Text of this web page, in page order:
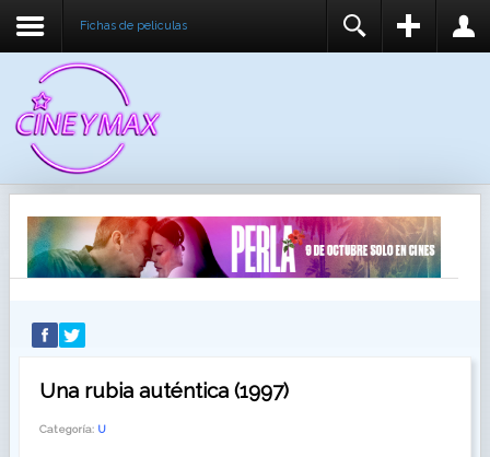
Fichas de peliculas
RECUÉRDEME
IDENTIFICARSE
REGISTER
Una rubia auténtica (1997)
Categoría: U